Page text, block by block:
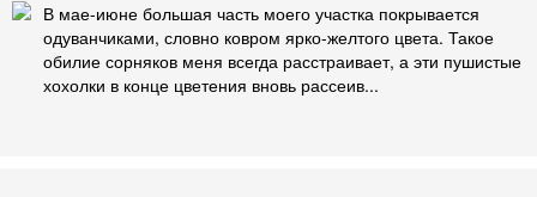
В мае-июне большая часть моего участка покрывается
одуванчиками, словно ковром ярко-желтого цвета. Такое
обилие сорняков меня всегда расстраивает, а эти пушистые
хохолки в конце цветения вновь рассеив...